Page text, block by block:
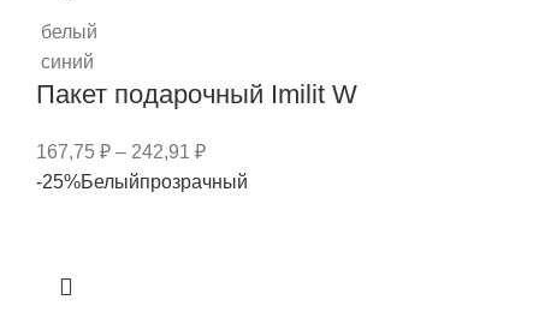
белый
синий
Пакет подарочный Imilit W
167,75 ₽ – 242,91 ₽
-25%Белыйпрозрачный